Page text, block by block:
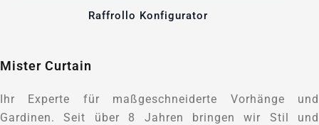
Raffrollo Konfigurator
Mister Curtain
Ihr Experte für maßgeschneiderte Vorhänge und
Gardinen. Seit über 8 Jahren bringen wir Stil und